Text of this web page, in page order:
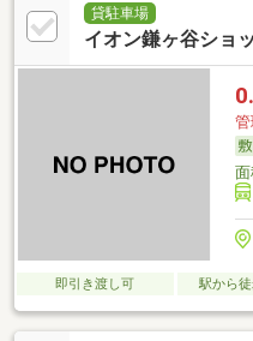
貸駐車場
イオン鎌ヶ谷ショ
即引き渡し可 駅から